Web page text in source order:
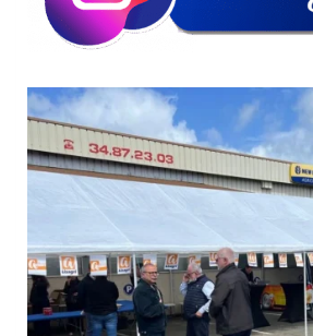
Voir sur Facebook · Partager